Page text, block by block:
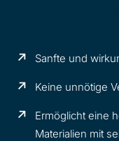
Sanfte und
Keine unnötige
Ermöglicht eine
Materialien mit